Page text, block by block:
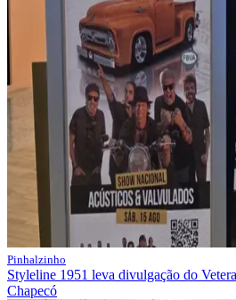
Pinhalzinho
Styleline 1951 leva divulgação do
Chapecó